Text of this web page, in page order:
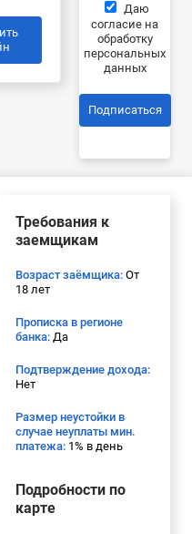
Даю
согласие на
обработку
персональных
данных
Подписаться
Требования к
заемщикам
Возраст заёмщика: От
18 лет
Прописка в регионе
банка: Да
Подтверждение дохода:
Нет
Размер неустойки в
случае неуплаты мин.
платежа: 1% в день
Подробности по
карте